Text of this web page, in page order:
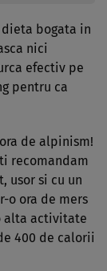
bogata in
nici
efectiv pe
pentru ca
de alpinism!
recomandam
usor si cu un
o ora de mers
alta activitate
400 de calorii